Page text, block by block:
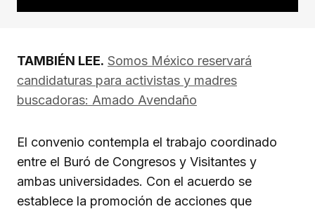
TAMBIÉN LEE. Somos México reservará
candidaturas para activistas y madres
buscadoras: Amado Avendaño
El convenio contempla el trabajo coordinado
entre el Buró de Congresos y Visitantes y
ambas universidades. Con el acuerdo se
establece la promoción de acciones que